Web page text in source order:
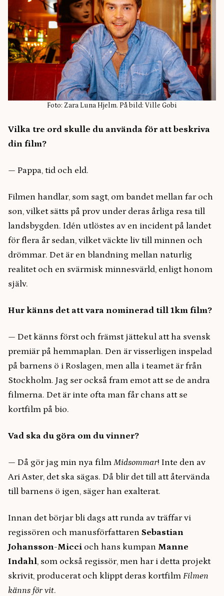
Foto: Zara Luna Hjelm. På bild: Ville Gobi
Vilka tre ord skulle du använda för att beskriva
din film?
— Pappa, tid och eld.
Filmen handlar, som sagt, om bandet mellan far och
son, vilket sätts på prov under deras årliga resa till
landsbygden. Idén utlöstes av en incident på landet
för flera år sedan, vilket väckte liv till minnen och
drömmar. Det är en blandning mellan naturlig
realitet och en svärmisk minnesvärld, enligt honom
själv.
Hur känns det att vara nominerad till 1km film?
— Det känns först och främst jättekul att ha svensk
premiär på hemmaplan. Den är visserligen inspelad
på barnens ö i Roslagen, men alla i teamet är från
Stockholm. Jag ser också fram emot att se de andra
filmerna. Det är inte ofta man får chans att se
kortfilm på bio.
Vad ska du göra om du vinner?
— Då gör jag min nya film Midsommar! Inte den av
Ari Aster, det ska sägas. Då blir det till att återvända
till barnens ö igen, säger han exalterat.
Innan det börjar bli dags att runda av träffar vi
regissören och manusförfattaren Sebastian
Johansson-Micci och hans kumpan Manne
Indahl, som också regissör, men har i detta projekt
skrivit, producerat och klippt deras kortfilm Filmen
känns för vit.